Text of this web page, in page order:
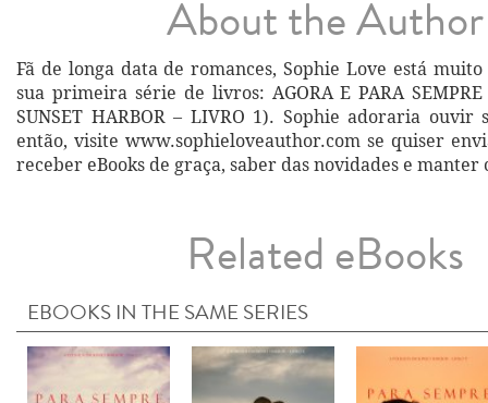
About the Author
Fã de longa data de romances, Sophie Love está
sua primeira série de livros: AGORA E PARA SEMPRE
SUNSET HARBOR – LIVRO 1). Sophie adoraria ouvir
então, visite www.sophieloveauthor.com se quiser
receber eBooks de graça, saber das novidades e manter
Related eBooks
EBOOKS IN THE SAME SERIES